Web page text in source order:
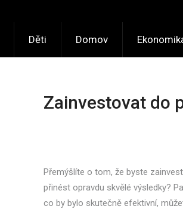
Děti Domov
Zainvestovat do
Přemýšlíte o tom, že byste
přinést opravdu skvělé výsledky?
co by bylo skutečně efektivní,